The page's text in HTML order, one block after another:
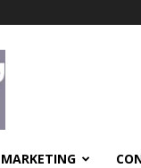
MARKETING